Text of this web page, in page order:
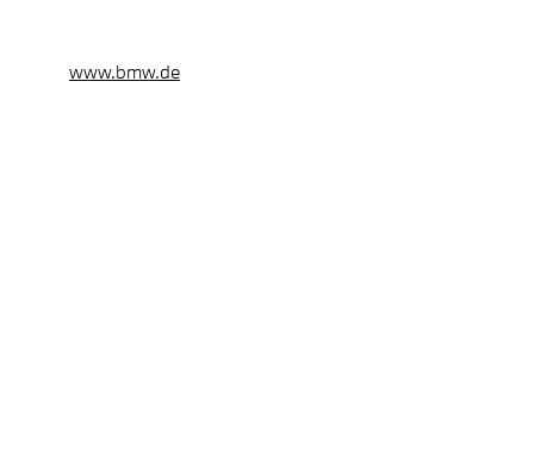
www.bmw.de